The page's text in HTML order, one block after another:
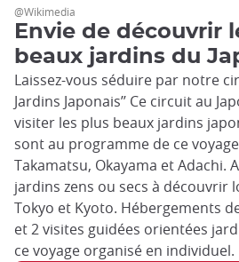
Envie de découvrir
beaux jardins du
Laissez-vous séduire par notre
Jardins Japonais’’ Ce circuit au
visiter les plus beaux jardins
sont au programme de ce
Takamatsu, Okayama et Adachi.
jardins zens ou secs à découvrir
Tokyo et Kyoto. Hébergements
et 2 visites guidées orientées
ce voyage organisé en individuel.
@Wikimedia